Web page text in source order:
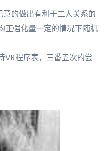
的做出有利于二人关系的
正强化量一定的情况下随机
VR程序表，三番五次的尝